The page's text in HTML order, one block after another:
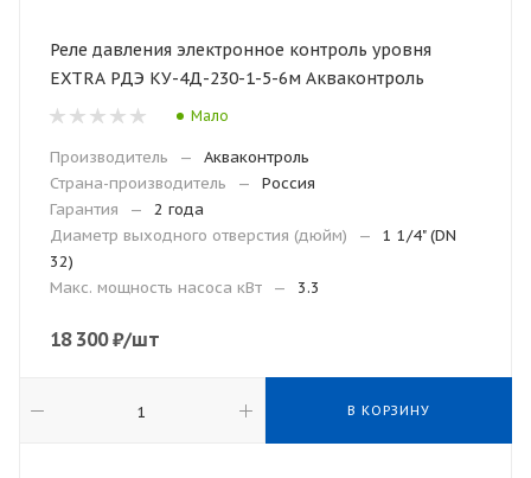
Реле давления электронное контроль уровня
EXTRA РДЭ КУ-4Д-230-1-5-6м Акваконтроль
Мало
Производитель —
Акваконтроль
Страна-производитель
—
Россия
Гарантия
—
2 года
Диаметр выходного отверстия (дюйм)
—
1 1/4" (DN
32)
Макс. мощность насоса кВт
— 3.3
18 300₽/шт
В КОРЗИНУ